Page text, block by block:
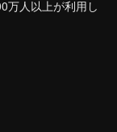
万人以上が利用し